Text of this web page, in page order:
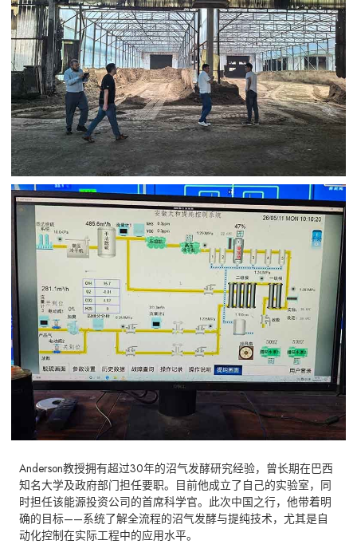
Anderson教授拥有超过30年的沼气发酵研究经验，曾长期在巴西
知名大学及政府部门担任要职。目前他成立了自己的实验室，同
时担任该能源投资公司的首席科学官。此次中国之行，他带着明
确的目标——系统了解全流程的沼气发酵与提纯技术，尤其是自
动化控制在实际工程中的应用水平。